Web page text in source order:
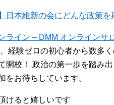
日本維新の会にどんな政策
ライン – DMM オンラインサ
経験ゼロの初心者から数多
開校！ 政治の第一歩を踏み
をお待ちしています。
けると嬉しいです